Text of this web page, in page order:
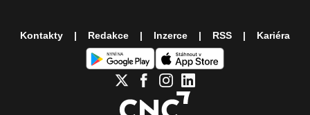
Kontakty Redakce Inzerce RSS Kariéra